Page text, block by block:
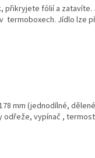
přikryjete fólií a
termoboxech. Jídlo lze
mm (jednodílné,
odřeže, vypínač ,